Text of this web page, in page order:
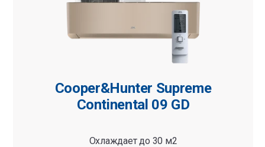
Cooper&Hunter Supreme
Continental 09 GD
Охлаждает до 30 м2